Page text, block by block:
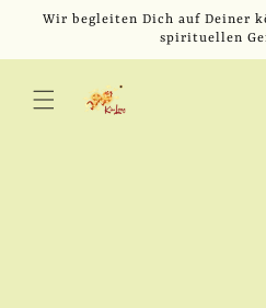
zum
Wir begleiten Dich auf Deiner
spirituellen